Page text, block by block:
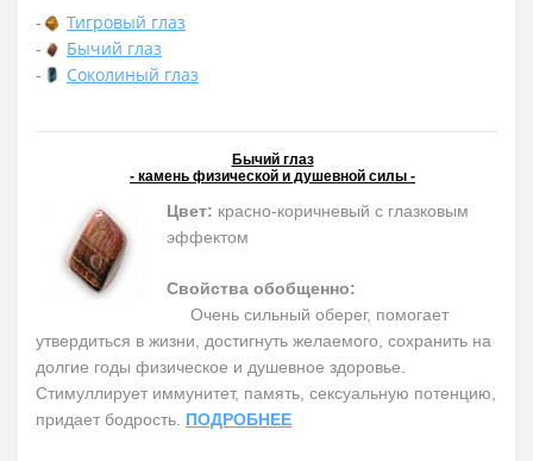
-
Тигровый глаз
-
Бычий глаз
-
Соколиный глаз
Бычий глаз
- камень физической и душевной силы -
Цвет: красно-коричневый с глазковым
эффектом
Свойства обобщенно:
Очень сильный оберег, помогает
утвердиться в жизни, достигнуть желаемого, сохранить на
долгие годы физическое и душевное здоровье.
Cтимуллирует иммунитет, память, сексуальную потенцию,
придает бодрость. ПОДРОБНЕЕ